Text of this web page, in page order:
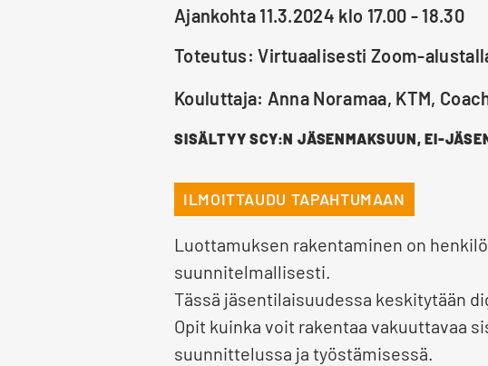
Ajankohta 11.3.2024 klo 17.00 - 18.30
Toteutus: Virtuaalisesti Zoom-
Kouluttaja: Anna Noramaa, KTM,
SISÄLTYY SCY:N JÄSENMAKSUUN, EI-
ILMOITTAUDU TAPAHTUMAAN
Luottamuksen rakentaminen on
suunnitelmallisesti.
Tässä jäsentilaisuudessa keskitytään
Opit kuinka voit rakentaa vakuuttavaa
suunnittelussa ja työstämisessä.